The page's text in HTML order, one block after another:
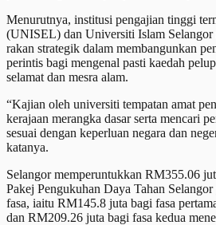
Menurutnya, institusi pengajian tinggi
(UNISEL) dan Universiti Islam Selangor
rakan strategik dalam membangunkan
perintis bagi mengenal pasti kaedah
selamat dan mesra alam.
“Kajian oleh universiti tempatan amat
kerajaan merangka dasar serta mencari
sesuai dengan keperluan negara dan
katanya.
Selangor memperuntukkan RM355.06
Pakej Pengukuhan Daya Tahan
fasa, iaitu RM145.8 juta bagi fasa
dan RM209.26 juta bagi fasa kedua